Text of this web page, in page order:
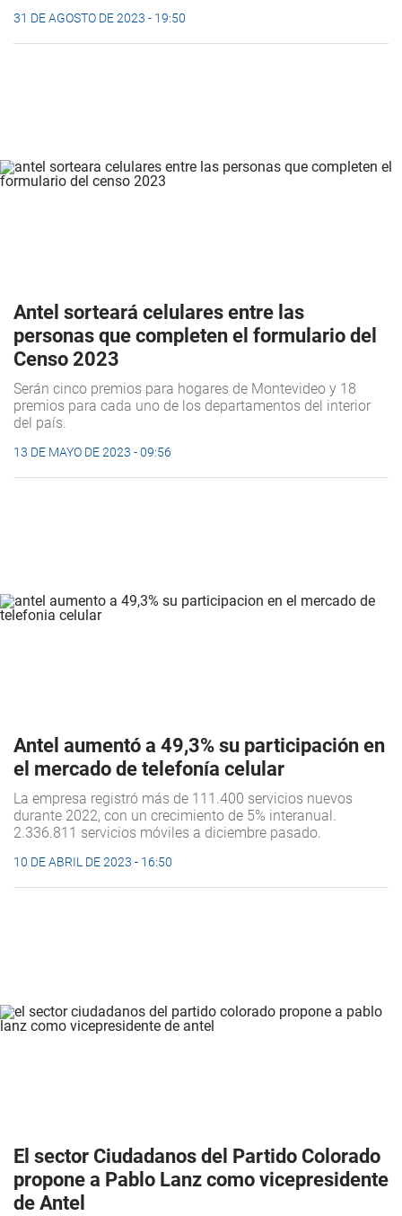
31 DE AGOSTO DE 2023 - 19:50
Antel sorteará celulares entre las
personas que completen el formulario del
Censo 2023
Serán cinco premios para hogares de Montevideo y 18
premios para cada uno de los departamentos del interior
del país.
13 DE MAYO DE 2023 - 09:56
Antel aumentó a 49,3% su participación en
el mercado de telefonía celular
La empresa registró más de 111.400 servicios nuevos
durante 2022, con un crecimiento de 5% interanual.
2.336.811 servicios móviles a diciembre pasado.
10 DE ABRIL DE 2023 - 16:50
El sector Ciudadanos del Partido Colorado
propone a Pablo Lanz como vicepresidente
de Antel